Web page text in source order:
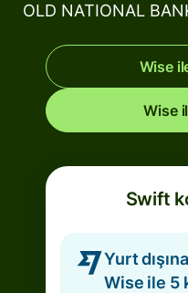
OLD NATIONAL
Wise
Wise
Swift
Yurt
Wise ile 5